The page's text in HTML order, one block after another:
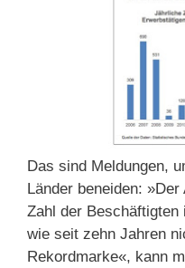
Das sind Meldungen,
Länder beneiden:
Zahl der
wie seit zehn Jahren
Rekordmarke«, kann